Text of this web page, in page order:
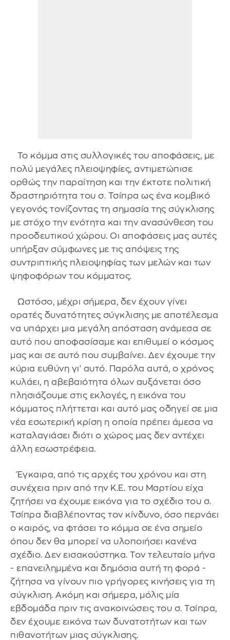
Το κόμμα στις συλλογικές του αποφάσεις, με
πολύ μεγάλες πλειοψηφίες, αντιμετώπισε
ορθώς την παραίτηση και την έκτοτε πολιτική
δραστηριότητα του σ. Τσίπρα ως ένα κομβικό
γεγονός τονίζοντας τη σημασία της σύγκλισης
με στόχο την ενότητα και την ανασύνθεση του
προοδευτικού χώρου. Οι αποφάσεις μας αυτές
υπήρξαν σύμφωνες με τις απόψεις της
συντριπτικής πλειοψηφίας των μελών και των
ψηφοφόρων του κόμματος.
Ωστόσο, μέχρι σήμερα, δεν έχουν γίνει
ορατές δυνατότητες σύγκλισης με αποτέλεσμα
να υπάρχει μια μεγάλη απόσταση ανάμεσα σε
αυτό που αποφασίσαμε και επιθυμεί ο κόσμος
μας και σε αυτό που συμβαίνει. Δεν έχουμε την
κύρια ευθύνη γι' αυτό. Παρόλα αυτά, ο χρόνος
κυλάει, η αβεβαιότητα όλων αυξάνεται όσο
πλησιάζουμε στις εκλογές, η εικόνα του
κόμματος πλήττεται και αυτό μας οδηγεί σε μια
νέα εσωτερική κρίση η οποία πρέπει άμεσα να
καταλαγιάσει διότι ο χώρος μας δεν αντέχει
άλλη εσωστρέφεια.
Έγκαιρα, από τις αρχές του χρόνου και στη
συνέχεια πριν από την Κ.Ε. του Μαρτίου είχα
ζητήσει να έχουμε εικόνα για το σχέδιο του σ.
Τσίπρα διαβλέποντας τον κίνδυνο, όσο περνάει
ο καιρός, να φτάσει το κόμμα σε ένα σημείο
όπου δεν θα μπορεί να υλοποιήσει κανένα
σχέδιο. Δεν εισακούστηκα. Τον τελευταίο μήνα
- επανειλημμένα και δημόσια αυτή τη φορά -
ζήτησα να γίνουν πιο γρήγορες κινήσεις για τη
σύγκλιση. Ακόμη και σήμερα, μόλις μία
εβδομάδα πριν τις ανακοινώσεις του σ. Τσίπρα,
δεν έχουμε εικόνα των δυνατοτήτων και των
πιθανοτήτων μιας σύγκλισης.